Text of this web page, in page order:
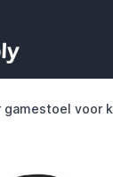
gamestoel voor